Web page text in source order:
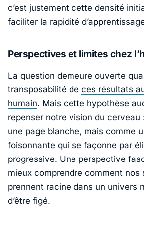
c’est justement cette densité
faciliter la rapidité
Perspectives et limites chez
La question demeure ouverte
transposabilité de ces résultats
humain. Mais cette hypothèse
repenser notre vision du cerveau
une page blanche, mais comme
foisonnante qui se façonne par
progressive. Une perspective
mieux comprendre comment nos
prennent racine dans un univers
d’être figé.